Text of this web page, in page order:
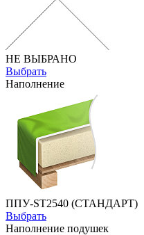
НЕ ВЫБРАНО
Выбрать
Наполнение
ППУ-ST2540 (СТАНДАРТ)
Выбрать
Наполнение подушек